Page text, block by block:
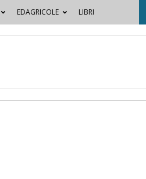
EDAGRICOLE LIBRI